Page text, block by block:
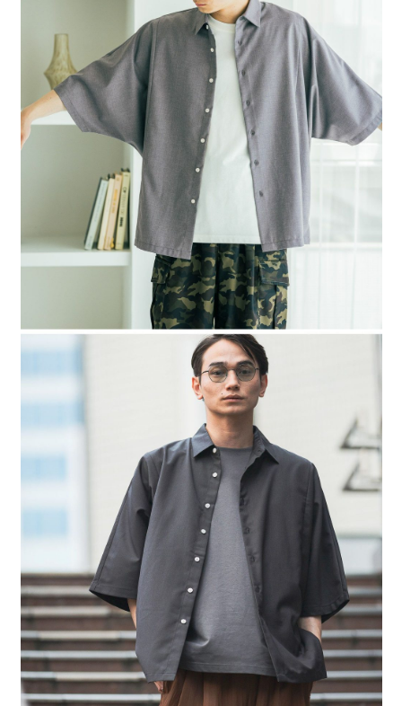
1.本服務係由「台灣大哥大股份有限公司」（以下簡稱本公司）所提供，讓
用戶於交易時，得透過本服務購買商品或服務，並由商店將買賣／分期付款
買賣價金債權讓與本公司後，依約使用本公司帳單繳交帳款。
2.基於同意付款使用「大哥付你分期」之契約關係目的，商店將以您的個人
資料（包含姓名、電話或地址）提供予台灣大哥大進項蒐集、處理及利用，
由本公司與您本人進行分期帳單所需資料之確認、核對及更正。
3.完整用戶服務條款，請詳閱以下連結： https://oppay.tw/userRule
ATM／網路銀行／等多元方式進行付款，方視為交易完成。
※ 請注意：結帳手續完成當下不需立刻繳費，但若您需要取消訂單，請聯絡
購買商品的店家。未經商家同意取消之訂單仍視為有效，需透過AFTEE先享
後付繳納相關費用。
※ 交易是否成功請以「AFTEE先享後付 」之結帳頁面顯示為準，若有關於
是否繳費成功／繳費後需取消欲退款等相關疑問，請聯繫「AFTEE先享後付
客戶支援中心」
https://netprotections.freshdesk.com/support/home
【注意事項】
１．透過由恩沛科技股份有限公司提供之「AFTEE先享後付」服務完成之交
易，需依本服務之必要範圍內提供個人資料，並將交易相關給付款項請求債
權轉讓予恩沛科技股份有限公司。
２．關於個人資料處理事宜，請瀏覽以下網址：
https://aftee.tw/terms/#terms3
３．未成年的使用者請事先徵得法定代理人或監護人之同意方可使用
「AFTEE先享後付」，若未經同意申辦者引起之損失，本公司不負相關責
任。
４．使用「AFTEE先享後付」時，將依據個別帳號之用戶狀況，依本公司即
時審查核予不同之上限額度；若仍有額度不足之情形，本公司將視審查結果
５．嚴禁一人註冊多個帳號或使用他人資訊註冊。若發現惡意使用之情形，
恩沛科技股份有限公司將有權停止該用戶之使用額度並採取法律行動。
每筆NT$80，滿NT$1,500(含以上)免運費
每筆NT$80，滿NT$1,500(含以上)免運費
宅配
每筆NT$80，滿NT$1,500(含以上)免運費